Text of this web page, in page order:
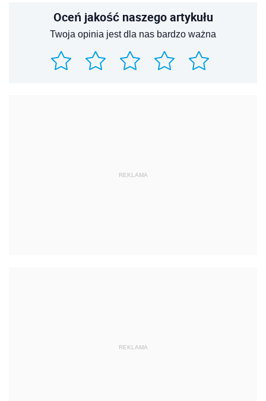
Oceń jakość naszego artykułu
Twoja opinia jest dla nas bardzo ważna
REKLAMA
REKLAMA